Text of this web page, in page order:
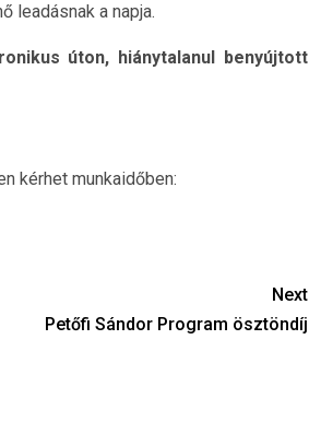
leadásnak a napja.
úton, hiánytalanul benyújtott
kérhet munkaidőben:
Next
Petőfi Sándor Program ösztöndíj